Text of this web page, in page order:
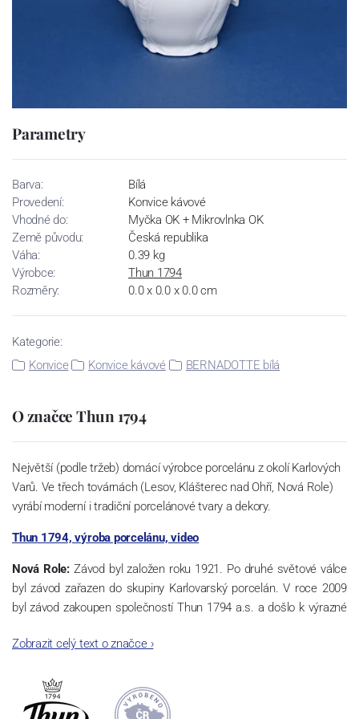
Parametry
Barva:
Bílá
Provedení:
Konvice kávové
Vhodné do:
Myčka OK + Mikrovlnka OK
Země původu:
Česká republika
Váha:
0.39 kg
Výrobce:
Thun 1794
Rozměry:
0.0 x 0.0 x 0.0 cm
Kategorie:
Konvice
Konvice kávové BERNADOTTE bílá
O značce Thun 1794
Největší (podle tržeb) domácí výrobce porcelánu z okolí Karlových
Varů. Ve třech továrnách (Lesov, Klášterec nad Ohří, Nová Role)
vyrábí moderní i tradiční porcelánové tvary a dekory.
Thun 1794, výroba porcelánu, video
Nová Role: Závod byl založen roku 1921. Po druhé světové válce
byl závod zařazen do skupiny Karlovarský porcelán. V roce 2009
byl závod zakoupen společností Thun 1794 a.s. a došlo k výrazné
společnosti a v jejím areálu jsou umístěny i provoz servis a výroba
a ve své výrobě navazuje na více jak 220-letou tradici výroby
porcelánu. Kapacita tohoto závodu je 3.500 - 4.000 tun ročně,
Zobrazit celý text o značce›